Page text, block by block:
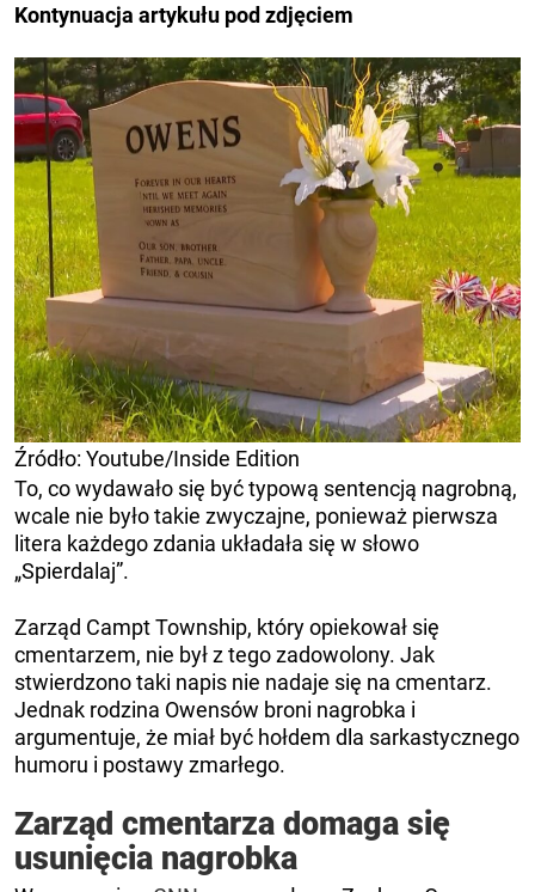
Kontynuacja artykułu pod zdjęciem
Źródło: Youtube/Inside Edition
To, co wydawało się być typową sentencją nagrobną,
wcale nie było takie zwyczajne, ponieważ pierwsza
litera każdego zdania układała się w słowo
„Spierdalaj”.
Zarząd Campt Township, który opiekował się
cmentarzem, nie był z tego zadowolony. Jak
stwierdzono taki napis nie nadaje się na cmentarz.
Jednak rodzina Owensów broni nagrobka i
argumentuje, że miał być hołdem dla sarkastycznego
humoru i postawy zmarłego.
Zarząd cmentarza domaga się
usunięcia nagrobka